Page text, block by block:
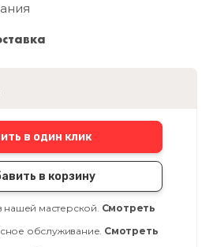
в один клик
в корзину
нашей мастерской. Смотреть
обслуживание. Смотреть